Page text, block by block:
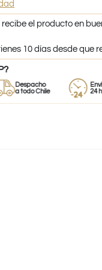
recibe el producto en
10 días desde que
Chile
Envíos en
24 horas